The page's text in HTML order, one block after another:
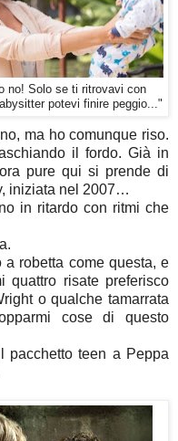
no! Solo se ti ritrovavi con
potevi finire peggio..."
ma ho comunque riso.
il fordo. Già in
pure qui si prende di
iniziata nel 2007…
in ritardo con ritmi che
a robetta come questa, e
quattro risate preferisco
o qualche tamarrata
cose di questo
pacchetto teen a Peppa